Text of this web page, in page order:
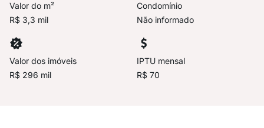
Valor do m²
R$ 3,3 mil
Condomínio
Não informado
Valor dos imóveis
R$ 296 mil
IPTU mensal
R$ 70